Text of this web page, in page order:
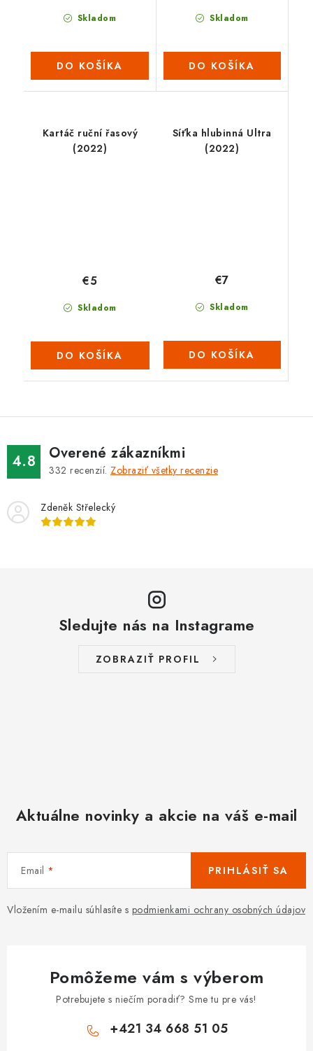
Skladom
DO KOŠÍKA
Skladom
DO KOŠÍKA
Kartáč ruční řasový
(2022)
Skladom
€5
DO KOŠÍKA
Síťka hlubinná Ultra
(2022)
Skladom
€7
DO KOŠÍKA
4.8 Overené zákazníkmi
332 recenzií. Zobraziť všetky recenzie
Zdeněk Střelecký
Sledujte nás na Instagrame
ZOBRAZIŤ PROFIL
Aktuálne novinky a akcie na váš e-mail
Email
Vložením e-mailu súhlasíte s podmienkami ochrany osobných údajov
PRIHLÁSIŤ SA
Pomôžeme vám s výberom
Potrebujete s niečím poradiť? Sme tu pre vás!
+421 34 668 51 05